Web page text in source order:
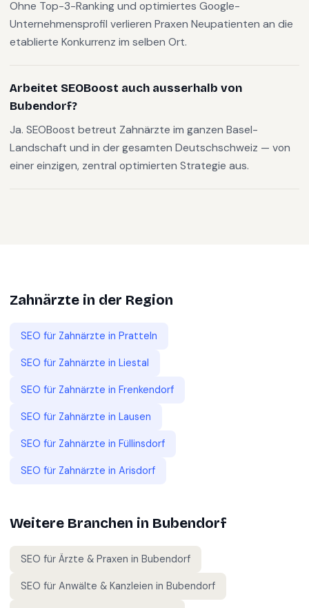
Ohne Top-3-Ranking und optimiertes Google-
Unternehmensprofil verlieren Praxen Neupatienten an die
etablierte Konkurrenz im selben Ort.
Arbeitet SEOBoost auch ausserhalb von
Bubendorf?
Ja. SEOBoost betreut Zahnärzte im ganzen Basel-
Landschaft und in der gesamten Deutschschweiz — von
einer einzigen, zentral optimierten Strategie aus.
Zahnärzte in der Region
SEO für Zahnärzte in Pratteln
SEO für Zahnärzte in Liestal
SEO für Zahnärzte in Frenkendorf
SEO für Zahnärzte in Lausen
SEO für Zahnärzte in Füllinsdorf
SEO für Zahnärzte in Arisdorf
Weitere Branchen in Bubendorf
SEO für Ärzte & Praxen in Bubendorf
SEO für Anwälte & Kanzleien in Bubendorf